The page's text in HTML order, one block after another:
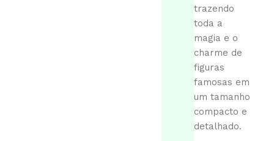
trazendo
toda a
magia e o
charme de
figuras
famosas em
um tamanho
compacto e
detalhado.